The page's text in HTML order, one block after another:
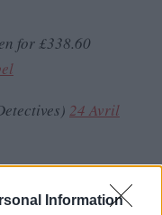
Information
for £338.60
24 Avril